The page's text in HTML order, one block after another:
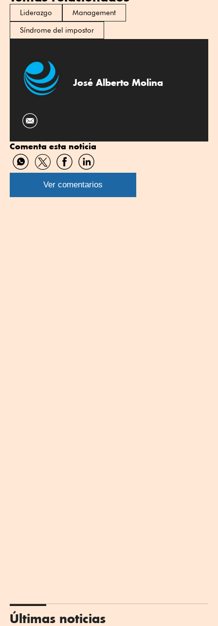
Liderazgo
Management
Síndrome del impostor
José Alberto Molina
Comenta esta noticia
Compartir
por
WhatsApp
Compartir
por
Twitter
Compartir
por
Facebook
Compartir
por
Linkedin
Ver comentarios
Últimas noticias